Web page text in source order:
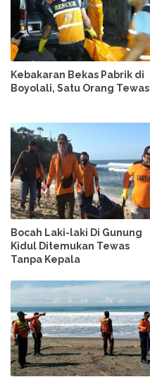
Kebakaran Bekas Pabrik di
Boyolali, Satu Orang Tewas
Bocah Laki-laki Di Gunung
Kidul Ditemukan Tewas
Tanpa Kepala